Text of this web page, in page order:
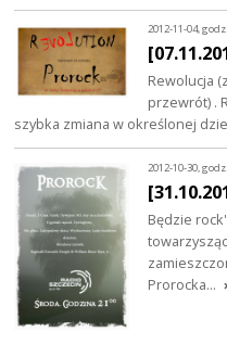
2012-11-04,
Rewolucja
przewrót) .
szybka zmiana w określonej
2012-10-30,
Będzie
Prorocka...